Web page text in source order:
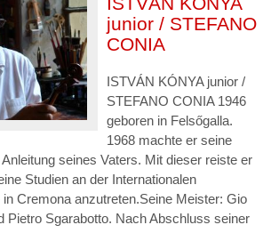
junior / STEFANO
CONIA
ISTVÁN KÓNYA junior /
STEFANO CONIA 1946
geboren in Felsőgalla.
1968 machte er seine
seines Vaters. Mit dieser reiste er
Studien an der Internationalen
Cremona anzutreten.Seine Meister: Gio
Pietro Sgarabotto. Nach Abschluss seiner